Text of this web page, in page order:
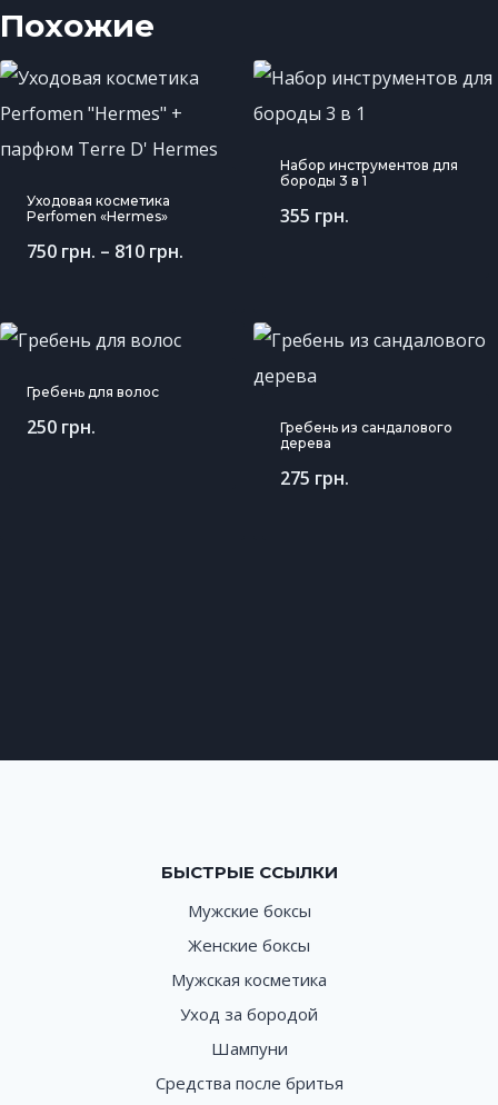
Похожие
Уходовая косметика
Perfomen «Hermes»
750 грн. – 810 грн.
Набор инструментов для
бороды 3 в 1
355 грн.
Гребень для волос
250 грн.
Гребень из сандалового
дерева
275 грн.
БЫСТРЫЕ ССЫЛКИ
Мужские боксы
Женские боксы
Мужская косметика
Уход за бородой
Шампуни
Средства после бритья